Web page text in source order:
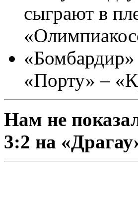
сыграют в
«Бомбардир»
«Порту» –
Нам не
3:2 на